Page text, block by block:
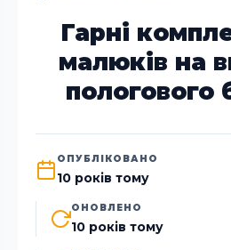
Гарні
малюків на
пологового
ОПУБЛІКОВАНО
10 років тому
ОНОВЛЕНО
10 років тому